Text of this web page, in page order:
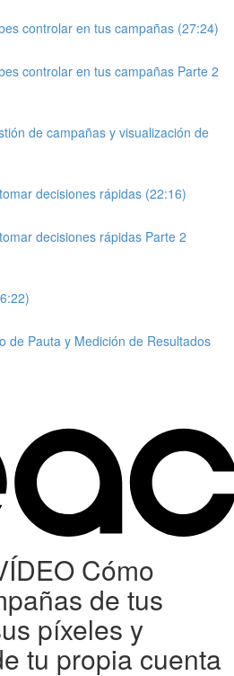
controlar en tus campañas (27:24)
controlar en tus campañas Parte 2
de campañas y visualización de
decisiones rápidas (22:16)
decisiones rápidas Parte 2
de Pauta y Medición de Resultados
Cómo
de tus
píxeles y
tu propia cuenta